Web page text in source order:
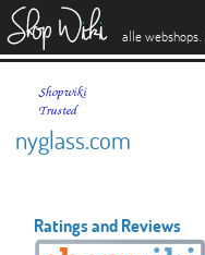
alle webshops.
nyglass.com
Ratings and Reviews